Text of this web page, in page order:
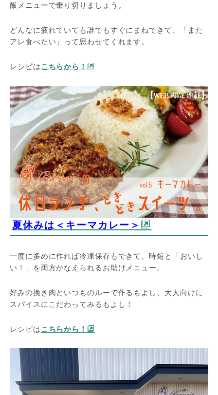
飯メニューで乗り切りましょう。
どんなに疲れていても誰でもすぐにまねできて、「また
アレ食べたい」って思わせてくれます。
レシピはこちらから！
夏休みは＜キーマカレー＞
一度に多めに作れば冷凍保存もできて、時短と「おいし
い！」を両方かなえられるお助けメニュー。
好みの挽き肉といつものルーで作るもよし、大人向けに
スパイスにこだわってみるもよし！
レシピはこちらから！